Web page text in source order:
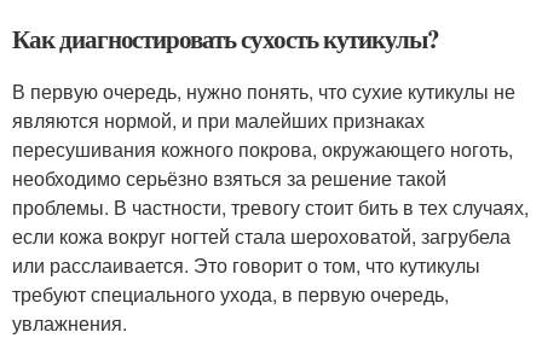
Как диагностировать сухость кутикулы?
В первую очередь, нужно понять, что сухие кутикулы не
являются нормой, и при малейших признаках
пересушивания кожного покрова, окружающего ноготь,
необходимо серьёзно взяться за решение такой
проблемы. В частности, тревогу стоит бить в тех случаях,
если кожа вокруг ногтей стала шероховатой, загрубела
или расслаивается. Это говорит о том, что кутикулы
требуют специального ухода, в первую очередь,
увлажнения.